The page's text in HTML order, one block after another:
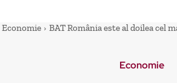
Economie BAT România este al doilea cel
Economie